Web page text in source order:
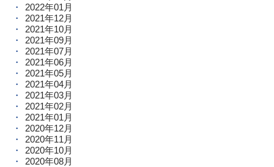
2022年01月
2021年12月
2021年10月
2021年09月
2021年07月
2021年06月
2021年05月
2021年04月
2021年03月
2021年02月
2021年01月
2020年12月
2020年11月
2020年10月
2020年08月